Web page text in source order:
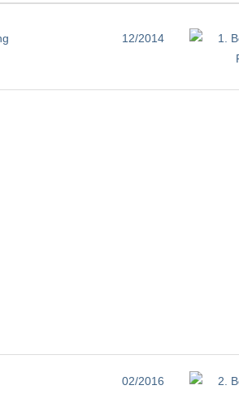
12/2014
02/2016